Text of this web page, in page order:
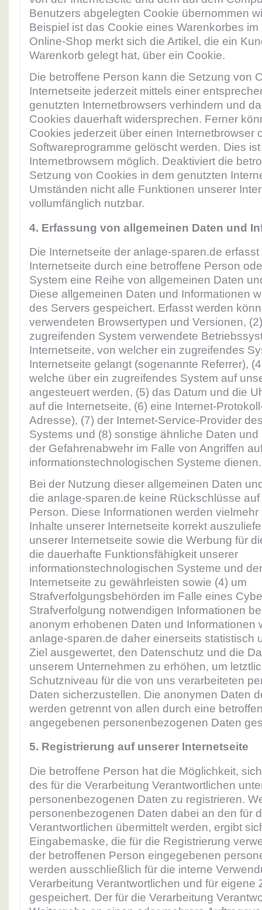
Benutzers abgelegten Cookie übernommen
Beispiel ist das Cookie eines Warenkorbes
Online-Shop merkt sich die Artikel, die ein
Warenkorb gelegt hat, über ein Cookie.
Die betroffene Person kann die Setzung von
Internetseite jederzeit mittels einer
genutzten Internetbrowsers verhindern und
Cookies dauerhaft widersprechen. Ferner
Cookies jederzeit über einen Internetbrowser
Softwareprogramme gelöscht werden. Dies
Internetbrowsern möglich. Deaktiviert die
Setzung von Cookies in dem genutzten
Umständen nicht alle Funktionen unserer
vollumfänglich nutzbar.
4. Erfassung von allgemeinen Daten und
Die Internetseite der anlage-sparen.de
Internetseite durch eine betroffene Person
System eine Reihe von allgemeinen Daten
Diese allgemeinen Daten und Informationen
des Servers gespeichert. Erfasst werden
verwendeten Browsertypen und Versionen,
zugreifenden System verwendete
Internetseite, von welcher ein zugreifendes
Internetseite gelangt (sogenannte Referrer),
welche über ein zugreifendes System auf
angesteuert werden, (5) das Datum und die
auf die Internetseite, (6) eine Internet-
Adresse), (7) der Internet-Service-Provider
Systems und (8) sonstige ähnliche Daten
der Gefahrenabwehr im Falle von Angriffen
informationstechnologischen Systeme dienen.
Bei der Nutzung dieser allgemeinen Daten
die anlage-sparen.de keine Rückschlüsse
Person. Diese Informationen werden
Inhalte unserer Internetseite korrekt
unserer Internetseite sowie die Werbung für
die dauerhafte Funktionsfähigkeit unserer
informationstechnologischen Systeme und
Internetseite zu gewährleisten sowie (4) um
Strafverfolgungsbehörden im Falle eines
Strafverfolgung notwendigen Informationen
anonym erhobenen Daten und Informationen
anlage-sparen.de daher einerseits statistisch
Ziel ausgewertet, den Datenschutz und die
unserem Unternehmen zu erhöhen, um
Schutzniveau für die von uns verarbeiteten
Daten sicherzustellen. Die anonymen Daten
werden getrennt von allen durch eine
angegebenen personenbezogenen Daten
5. Registrierung auf unserer Internetseite
Die betroffene Person hat die Möglichkeit,
des für die Verarbeitung Verantwortlichen
personenbezogenen Daten zu registrieren.
personenbezogenen Daten dabei an den für
Verantwortlichen übermittelt werden, ergibt
Eingabemaske, die für die Registrierung
der betroffenen Person eingegebenen
werden ausschließlich für die interne
Verarbeitung Verantwortlichen und für eigene
gespeichert. Der für die Verarbeitung